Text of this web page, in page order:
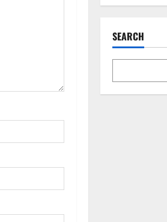
SEARCH